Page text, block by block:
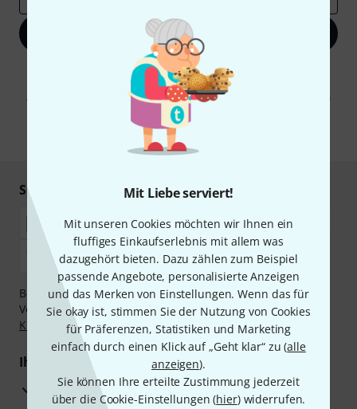
Mit Liebe serviert!
Mit unseren Cookies möchten wir Ihnen ein
fluffiges Einkaufserlebnis mit allem was
dazugehört bieten. Dazu zählen zum Beispiel
passende Angebote, personalisierte Anzeigen
und das Merken von Einstellungen. Wenn das für
Sie okay ist, stimmen Sie der Nutzung von Cookies
für Präferenzen, Statistiken und Marketing
einfach durch einen Klick auf „Geht klar“ zu (alle
anzeigen).
Sie können Ihre erteilte Zustimmung jederzeit
über die Cookie-Einstellungen (hier) widerrufen.
Jetzt anmelden
Mit Klick auf „Jetzt anmelden“ stimmen Sie dem Erhalt von E-Mail-
Werbung und einer Messung des E-Mail-Nutzungsverhaltens zu. Die
Abmeldung ist jederzeit möglich. Weitere Informationen finden Sie in
Datenschutzhinweisen
* Pflichtfeld
Sicher einkaufen & bezahlen
Bezahlen Sie vertraulich und sicher per Nachnahme,
Vorkasse, PayPal, Amazon Pay,Klarna Sofort bezahlen,
Klarna Ratenzahlungoder Kreditkarte.
Ihre Vorteile
3 Jahre Thomann Garantie